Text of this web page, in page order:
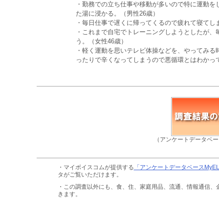
・勤務での立ち仕事や移動が多いので特に運動
た湯に浸かる。（男性26歳）
・毎日仕事で遅くに帰ってくるので疲れて寝てし
・これまで自宅でトレーニングしようとしたが
う。（女性46歳）
・軽く運動を思いテレビ体操などを、やってみ
ったりで辛くなってしまうので悪循環とはわか
（アンケートデータベ
・マイボイスコムが提供する 「アンケートデータベース
タがご覧いただけます。
・この調査以外にも、食、住、家庭用品、流通、情報通信、
きます。